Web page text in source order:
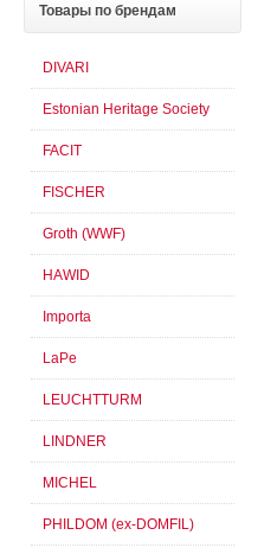
Товары по брендам
DIVARI
Estonian Heritage Society
FACIT
FISCHER
Groth (WWF)
HAWID
Importa
LaPe
LEUCHTTURM
LINDNER
MICHEL
PHILDOM (ex-DOMFIL)